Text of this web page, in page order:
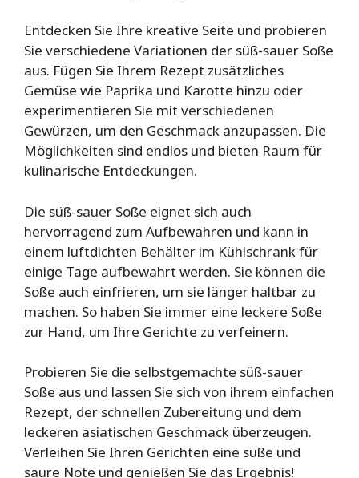
Entdecken Sie Ihre kreative Seite und probieren
Sie verschiedene Variationen der süß-sauer Soße
aus. Fügen Sie Ihrem Rezept zusätzliches
Gemüse wie Paprika und Karotte hinzu oder
experimentieren Sie mit verschiedenen
Gewürzen, um den Geschmack anzupassen. Die
Möglichkeiten sind endlos und bieten Raum für
kulinarische Entdeckungen.
Die süß-sauer Soße eignet sich auch
hervorragend zum Aufbewahren und kann in
einem luftdichten Behälter im Kühlschrank für
einige Tage aufbewahrt werden. Sie können die
Soße auch einfrieren, um sie länger haltbar zu
machen. So haben Sie immer eine leckere Soße
zur Hand, um Ihre Gerichte zu verfeinern.
Probieren Sie die selbstgemachte süß-sauer
Soße aus und lassen Sie sich von ihrem einfachen
Rezept, der schnellen Zubereitung und dem
leckeren asiatischen Geschmack überzeugen.
Verleihen Sie Ihren Gerichten eine süße und
saure Note und genießen Sie das Ergebnis!